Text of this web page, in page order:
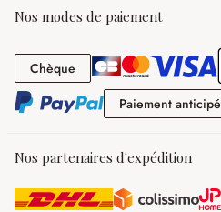
Nos modes de paiement
Chèque Chèque
Paiement anticipé
Nos partenaires d'expédition